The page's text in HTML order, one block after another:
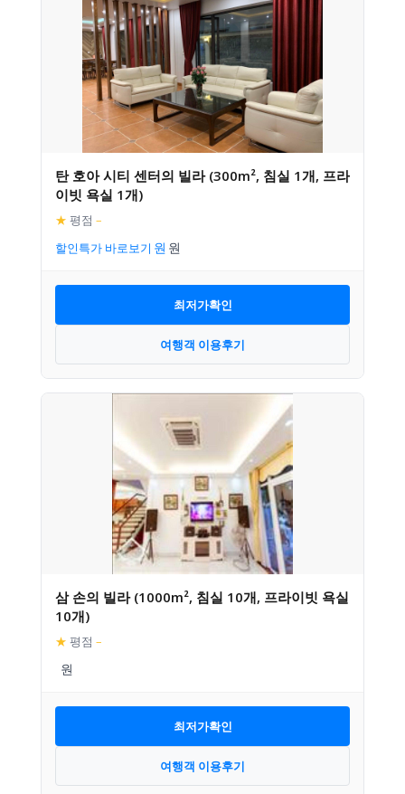
탄 호아 시티 센터의 빌라 (300m², 침실 1개, 프라
이빗 욕실 1개)
★ 평점 –
할인특가 바로보기
최저가확인
여행객 이용후기
삼 손의 빌라 (1000m², 침실 10개, 프라이빗 욕실
10개)
★ 평점 –
최저가확인
여행객 이용후기